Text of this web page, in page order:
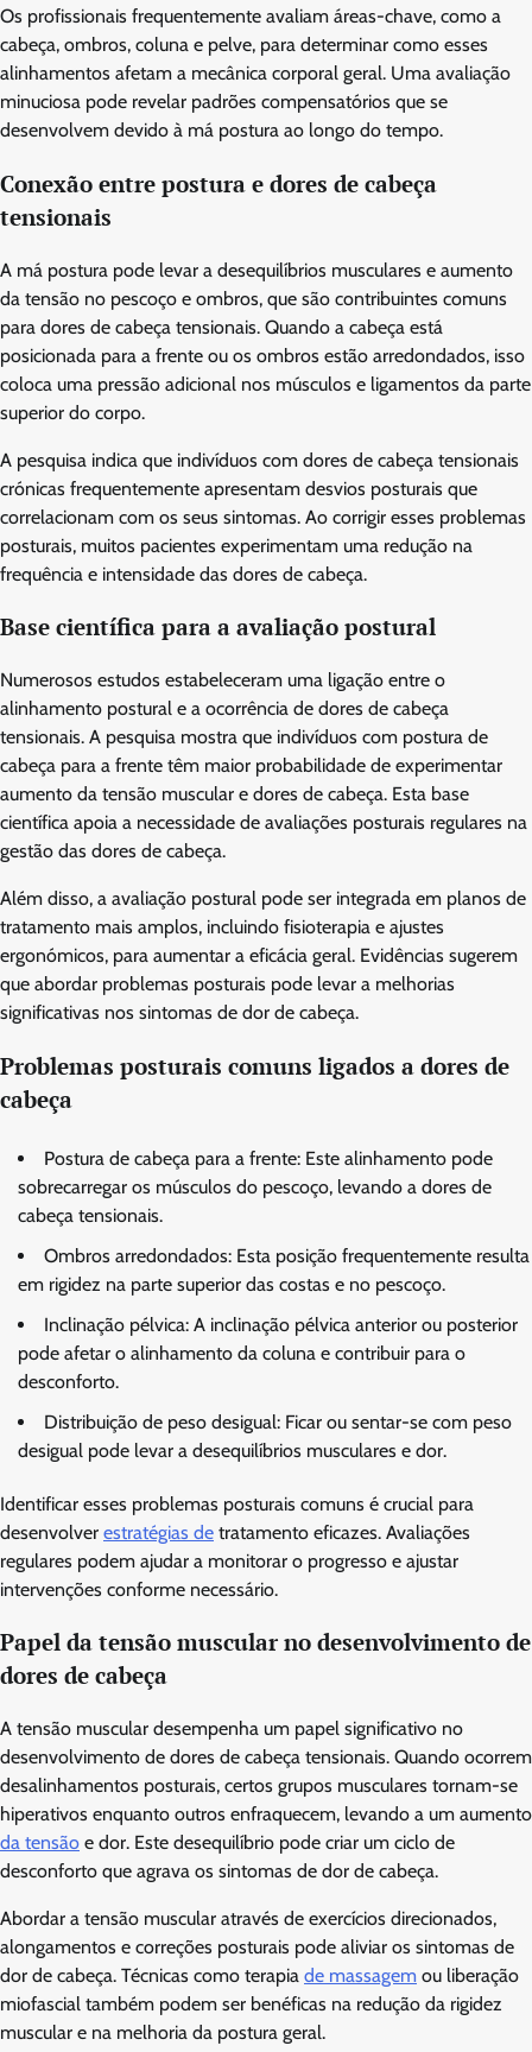
Os profissionais frequentemente avaliam áreas-chave, como a
cabeça, ombros, coluna e pelve, para determinar como esses
alinhamentos afetam a mecânica corporal geral. Uma avaliação
minuciosa pode revelar padrões compensatórios que se
desenvolvem devido à má postura ao longo do tempo.
Conexão entre postura e dores de cabeça
tensionais
A má postura pode levar a desequilíbrios musculares e aumento
da tensão no pescoço e ombros, que são contribuintes comuns
para dores de cabeça tensionais. Quando a cabeça está
posicionada para a frente ou os ombros estão arredondados, isso
coloca uma pressão adicional nos músculos e ligamentos da parte
superior do corpo.
A pesquisa indica que indivíduos com dores de cabeça tensionais
crónicas frequentemente apresentam desvios posturais que
correlacionam com os seus sintomas. Ao corrigir esses problemas
posturais, muitos pacientes experimentam uma redução na
frequência e intensidade das dores de cabeça.
Base científica para a avaliação postural
Numerosos estudos estabeleceram uma ligação entre o
alinhamento postural e a ocorrência de dores de cabeça
tensionais. A pesquisa mostra que indivíduos com postura de
cabeça para a frente têm maior probabilidade de experimentar
aumento da tensão muscular e dores de cabeça. Esta base
científica apoia a necessidade de avaliações posturais regulares na
gestão das dores de cabeça.
Além disso, a avaliação postural pode ser integrada em planos de
tratamento mais amplos, incluindo fisioterapia e ajustes
ergonómicos, para aumentar a eficácia geral. Evidências sugerem
que abordar problemas posturais pode levar a melhorias
significativas nos sintomas de dor de cabeça.
Problemas posturais comuns ligados a dores de
cabeça
Postura de cabeça para a frente: Este alinhamento pode
sobrecarregar os músculos do pescoço, levando a dores de
cabeça tensionais.
Ombros arredondados: Esta posição frequentemente resulta
em rigidez na parte superior das costas e no pescoço.
Inclinação pélvica: A inclinação pélvica anterior ou posterior
pode afetar o alinhamento da coluna e contribuir para o
desconforto.
Distribuição de peso desigual: Ficar ou sentar-se com peso
desigual pode levar a desequilíbrios musculares e dor.
Identificar esses problemas posturais comuns é crucial para
desenvolver estratégias de tratamento eficazes. Avaliações
regulares podem ajudar a monitorar o progresso e ajustar
intervenções conforme necessário.
Papel da tensão muscular no desenvolvimento de
dores de cabeça
A tensão muscular desempenha um papel significativo no
desenvolvimento de dores de cabeça tensionais. Quando ocorrem
desalinhamentos posturais, certos grupos musculares tornam-se
hiperativos enquanto outros enfraquecem, levando a um aumento
da tensão e dor. Este desequilíbrio pode criar um ciclo de
desconforto que agrava os sintomas de dor de cabeça.
Abordar a tensão muscular através de exercícios direcionados,
alongamentos e correções posturais pode aliviar os sintomas de
dor de cabeça. Técnicas como terapia de massagem ou liberação
miofascial também podem ser benéficas na redução da rigidez
muscular e na melhoria da postura geral.